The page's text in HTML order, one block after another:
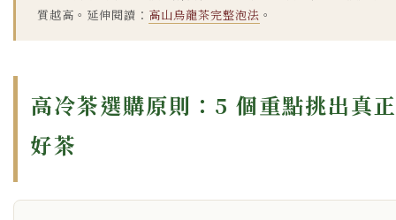
質越高。延伸閱讀： 高山烏龍茶完整泡法 。
高冷茶選購原則：5 個重點挑出真
好茶